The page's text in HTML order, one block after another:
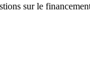
sur le